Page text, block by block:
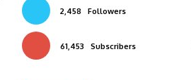
2,458 Followers
61,453 Subscribers